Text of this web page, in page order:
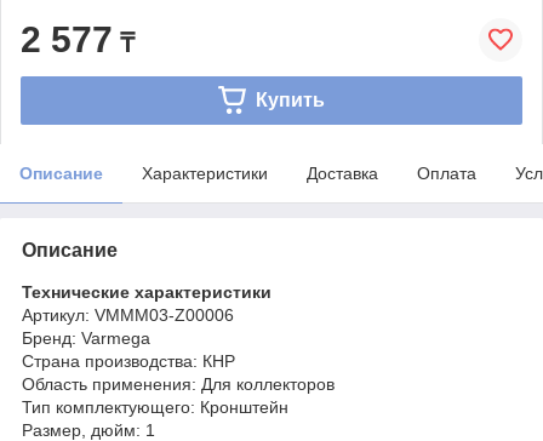
2 577 ₸
Купить
Описание Характеристики Доставка Оплата
Описание
Технические характеристики
Артикул: VMMM03-Z00006
Бренд: Varmega
Страна производства: КНР
Область применения: Для коллекторов
Тип комплектующего: Кронштейн
Размер, дюйм: 1